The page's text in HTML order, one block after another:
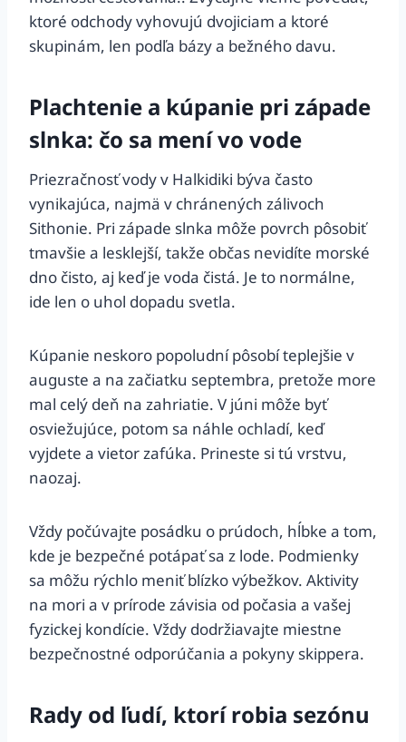
ktoré odchody vyhovujú dvojiciam a ktoré
skupinám, len podľa bázy a bežného davu.
Plachtenie a kúpanie pri západe
slnka: čo sa mení vo vode
Priezračnosť vody v Halkidiki býva často
vynikajúca, najmä v chránených zálivoch
Sithonie. Pri západe slnka môže povrch pôsobiť
tmavšie a lesklejší, takže občas nevidíte morské
dno čisto, aj keď je voda čistá. Je to normálne,
ide len o uhol dopadu svetla.
Kúpanie neskoro popoludní pôsobí teplejšie v
auguste a na začiatku septembra, pretože more
mal celý deň na zahriatie. V júni môže byť
osviežujúce, potom sa náhle ochladí, keď
vyjdete a vietor zafúka. Prineste si tú vrstvu,
naozaj.
Vždy počúvajte posádku o prúdoch, hĺbke a tom,
kde je bezpečné potápať sa z lode. Podmienky
sa môžu rýchlo meniť blízko výbežkov. Aktivity
na mori a v prírode závisia od počasia a vašej
fyzickej kondície. Vždy dodržiavajte miestne
bezpečnostné odporúčania a pokyny skippera.
Rady od ľudí, ktorí robia sezónu